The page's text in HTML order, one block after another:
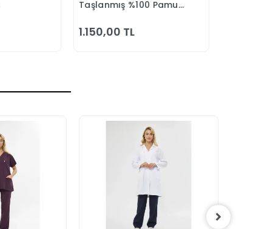
Taşlanmış %100 Pamuk
Yazlık
1.150,00 TL